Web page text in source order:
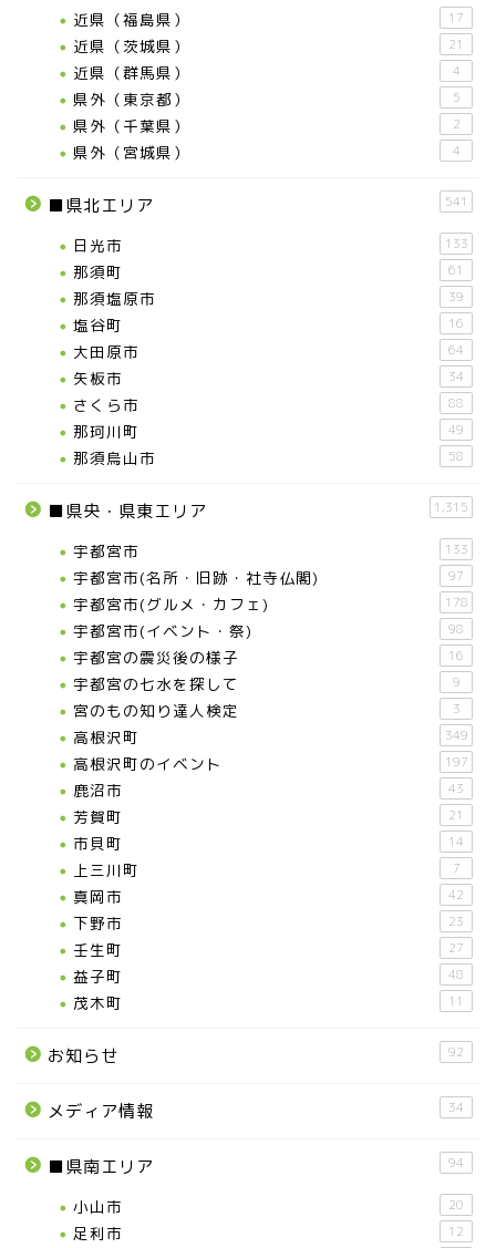
近県（福島県） 17
近県（茨城県） 21
近県（群馬県） 4
県外（東京都） 5
県外（千葉県） 2
県外（宮城県） 4
■県北エリア 541
日光市 133
那須町 61
那須塩原市 39
塩谷町 16
大田原市 64
矢板市 34
さくら市 88
那珂川町 49
那須烏山市 58
■県央・県東エリア 1,315
宇都宮市 133
宇都宮市(名所・旧跡・社寺仏閣) 97
宇都宮市(グルメ・カフェ) 178
宇都宮市(イベント・祭) 98
宇都宮の震災後の様子 16
宇都宮の七水を探して 9
宮のもの知り達人検定 3
高根沢町 349
高根沢町のイベント 197
鹿沼市 43
芳賀町 21
市貝町 14
上三川町 7
真岡市 42
下野市 23
壬生町 27
益子町 48
茂木町 11
お知らせ 92
メディア情報 34
■県南エリア 94
小山市 20
足利市 12